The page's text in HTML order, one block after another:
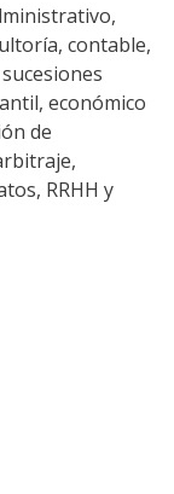
contable,
económico
de
RRHH y